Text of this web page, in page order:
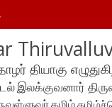
தியாகு
இலக்குவனார்